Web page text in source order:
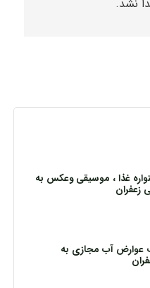
نشد.
غذا ، موسیقی وعکس به
زعفران
عوارض آب مجازی به